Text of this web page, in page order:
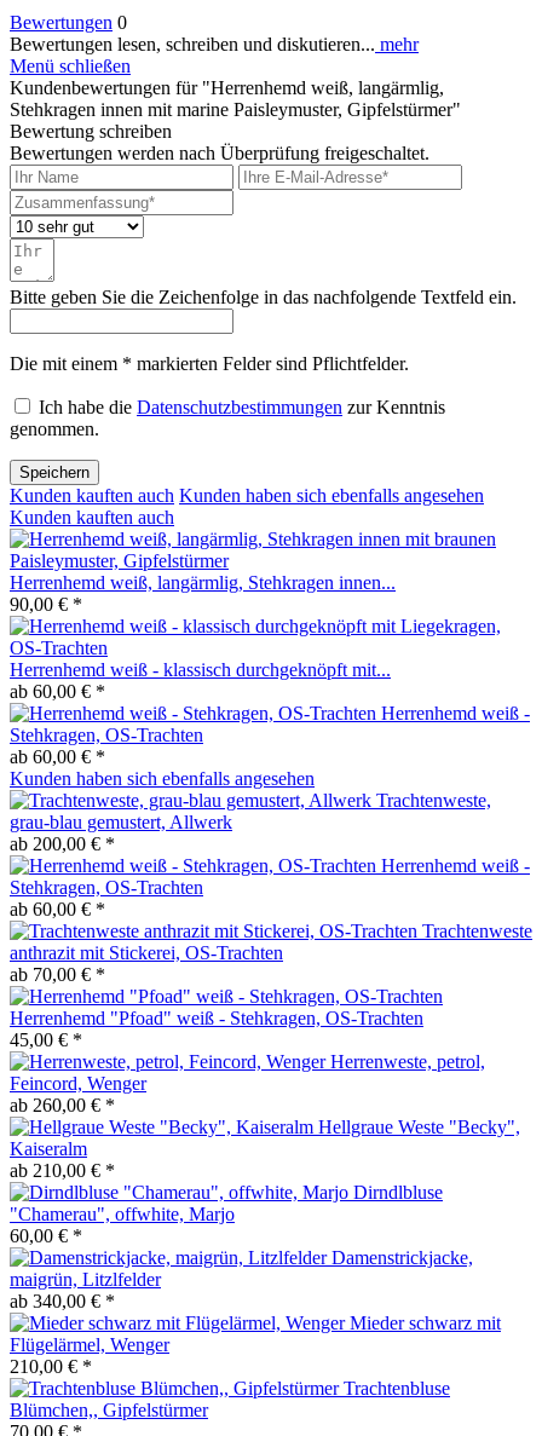
Bewertungen 0
Bewertungen lesen, schreiben und diskutieren... mehr
Menü schließen
Kundenbewertungen für "Herrenhemd weiß, langärmlig,
Stehkragen innen mit marine Paisleymuster, Gipfelstürmer"
Bewertung schreiben
Bewertungen werden nach Überprüfung freigeschaltet.
Bitte geben Sie die Zeichenfolge in das nachfolgende Textfeld ein.
Die mit einem * markierten Felder sind Pflichtfelder.
Ich habe die Datenschutzbestimmungen zur Kenntnis
genommen.
Speichern
Kunden kauften auch Kunden haben sich ebenfalls angesehen
Kunden kauften auch
Herrenhemd weiß, langärmlig, Stehkragen innen...
90,00 € *
Herrenhemd weiß - klassisch durchgeknöpft mit...
ab 60,00 € *
Herrenhemd weiß -
Stehkragen, OS-Trachten
ab 60,00 € *
Kunden haben sich ebenfalls angesehen
Trachtenweste,
grau-blau gemustert, Allwerk
ab 200,00 € *
Herrenhemd weiß -
Stehkragen, OS-Trachten
ab 60,00 € *
Trachtenweste
anthrazit mit Stickerei, OS-Trachten
ab 70,00 € *
Herrenhemd "Pfoad" weiß - Stehkragen, OS-Trachten
45,00 € *
Herrenweste, petrol,
Feincord, Wenger
ab 260,00 € *
Hellgraue Weste "Becky",
Kaiseralm
ab 210,00 € *
Dirndlbluse
"Chamerau", offwhite, Marjo
60,00 € *
Damenstrickjacke,
maigrün, Litzlfelder
ab 340,00 € *
Mieder schwarz mit
Flügelärmel, Wenger
210,00 € *
Trachtenbluse
Blümchen,, Gipfelstürmer
70,00 € *